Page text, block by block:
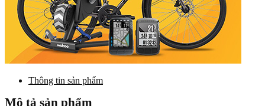
Thông tin sản phẩm
Mô tả sản phẩm